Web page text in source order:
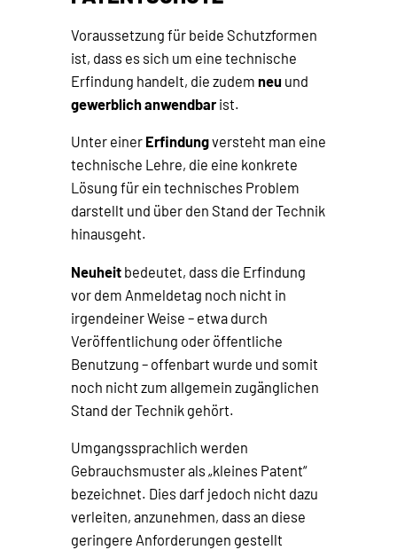
Voraussetzung für beide Schutzformen
ist, dass es sich um eine technische
Erfindung handelt, die zudem neu und
gewerblich anwendbar ist.
Unter einer Erfindungversteht man eine
technische Lehre, die eine konkrete
Lösung für ein technisches Problem
darstellt und über den Stand der Technik
hinausgeht.
Neuheit bedeutet, dass die Erfindung
vor dem Anmeldetag noch nicht in
irgendeiner Weise – etwa durch
Veröffentlichung oder öffentliche
Benutzung – offenbart wurde und somit
noch nicht zum allgemein zugänglichen
Stand der Technik gehört.
Umgangssprachlich werden
Gebrauchsmuster als „kleines Patent“
bezeichnet. Dies darf jedoch nicht dazu
verleiten, anzunehmen, dass an diese
geringere Anforderungen gestellt